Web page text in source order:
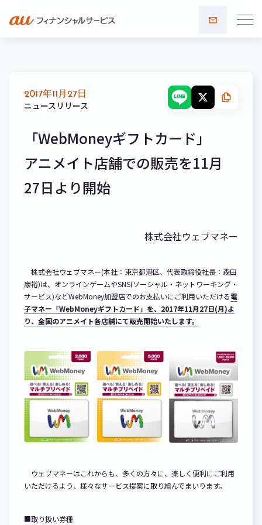
合わせ
2017年11月27日
ニュースリリース
「WebMoneyギフトカード」
アニメイト店舗での販売を11月
27日より開始
株式会社ウェブマネー
株式会社ウェブマネー(本社：東京都港区、代表取締役社長：森田
康裕)は、オンラインゲームやSNS(ソーシャル・ネットワーキング・
サービス)などWebMoney加盟店でのお支払いにご利用いただける電
子マネー「WebMoneyギフトカード」を、2017年11月27日(月)よ
り、全国のアニメイト各店舗にて販売開始いたします。
ウェブマネーはこれからも、多くの方々に、楽しく便利にご利用
いただけるよう、様々なサービス提案に取り組んでまいります。
■取り扱い券種